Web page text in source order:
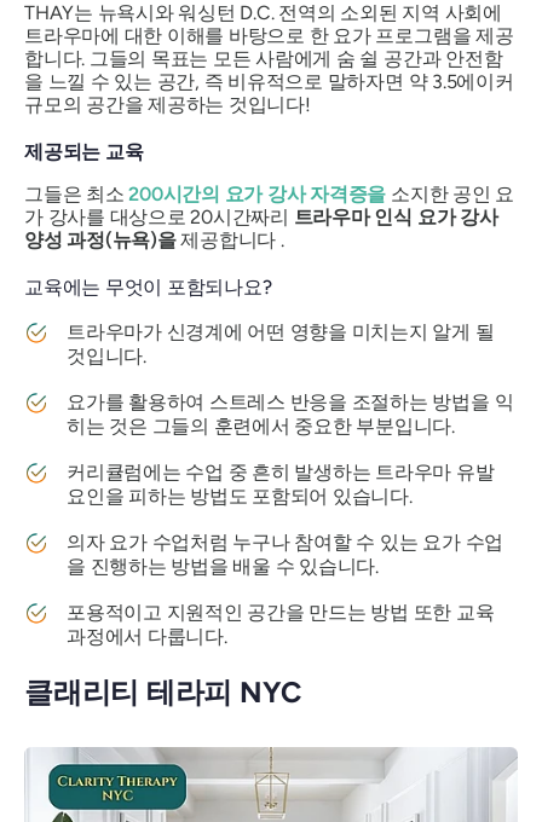
THAY는 뉴욕시와 워싱턴 D.C. 전역의 소외된 지역 사회에
트라우마에 대한 이해를 바탕으로 한 요가 프로그램을 제공
합니다. 그들의 목표는 모든 사람에게 숨 쉴 공간과 안전함
을 느낄 수 있는 공간, 즉 비유적으로 말하자면 약 3.5에이커
규모의 공간을 제공하는 것입니다!
제공되는 교육
그들은 최소200시간의 요가 강사 자격증을 소지한 공인 요
가 강사를 대상으로 20시간짜리 트라우마 인식 요가 강사
양성 과정(뉴욕)을제공합니다 .
교육에는 무엇이 포함되나요?
트라우마가 신경계에 어떤 영향을 미치는지 알게 될
것입니다.
요가를 활용하여 스트레스 반응을 조절하는 방법을 익
히는 것은 그들의 훈련에서 중요한 부분입니다.
커리큘럼에는 수업 중 흔히 발생하는 트라우마 유발
요인을 피하는 방법도 포함되어 있습니다.
의자 요가 수업처럼 누구나 참여할 수 있는 요가 수업
을 진행하는 방법을 배울 수 있습니다.
포용적이고 지원적인 공간을 만드는 방법 또한 교육
과정에서 다룹니다.
클래리티 테라피 NYC